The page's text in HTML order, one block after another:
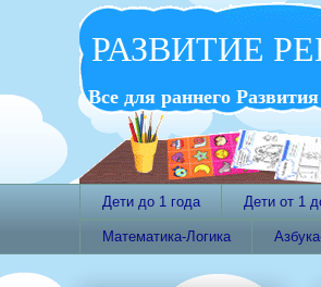
РАЗВИТИЕ
Все для раннего
Дети до 1 года Дети от 1
Математика-Логика